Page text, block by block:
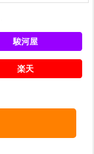
駿河屋
楽天